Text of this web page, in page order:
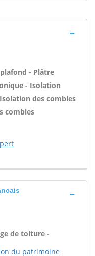
- Plâtre
- Isolation
des combles
combles
de toiture -
du patrimoine